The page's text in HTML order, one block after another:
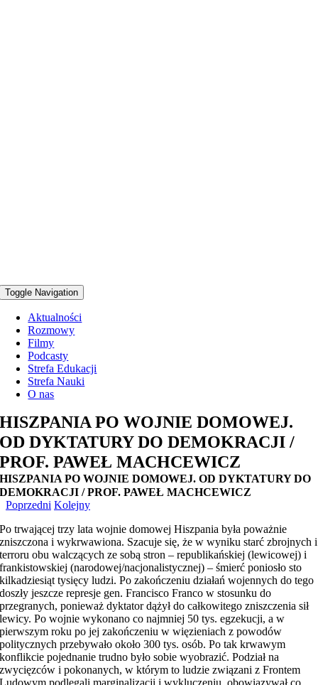
Toggle Navigation
Aktualności
Rozmowy
Filmy
Podcasty
Strefa Edukacji
Strefa Nauki
O nas
HISZPANIA PO WOJNIE DOMOWEJ.
OD DYKTATURY DO DEMOKRACJI /
PROF. PAWEŁ MACHCEWICZ
HISZPANIA PO WOJNIE DOMOWEJ. OD DYKTATURY DO
DEMOKRACJI / PROF. PAWEŁ MACHCEWICZ
Poprzedni Kolejny
Po trwającej trzy lata wojnie domowej Hiszpania była poważnie
zniszczona i wykrwawiona. Szacuje się, że w wyniku starć zbrojnych i
terroru obu walczących ze sobą stron – republikańskiej (lewicowej) i
frankistowskiej (narodowej/nacjonalistycznej) – śmierć poniosło sto
kilkadziesiąt tysięcy ludzi. Po zakończeniu działań wojennych do tego
doszły jeszcze represje gen. Francisco Franco w stosunku do
przegranych, ponieważ dyktator dążył do całkowitego zniszczenia sił
lewicy. Po wojnie wykonano co najmniej 50 tys. egzekucji, a w
pierwszym roku po jej zakończeniu w więzieniach z powodów
politycznych przebywało około 300 tys. osób. Po tak krwawym
konflikcie pojednanie trudno było sobie wyobrazić. Podział na
zwycięzców i pokonanych, w którym to ludzie związani z Frontem
Ludowym podlegali marginalizacji i wykluczeniu, obowiązywał co